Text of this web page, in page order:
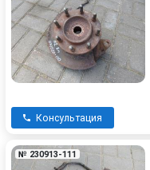
Консультация
№ 230913-111